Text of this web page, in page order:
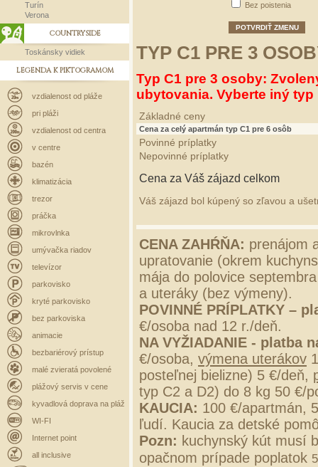
Turín
Verona
COUNTRYSIDE
Toskánsky vidiek
LEGENDA K PIKTOGRAMOM
vzdialenost od pláže
pri pláži
vzdialenost od centra
v centre
bazén
klimatizácia
trezor
práčka
mikrovlnka
umývačka riadov
televízor
parkovisko
kryté parkovisko
bez parkoviska
animacie
bezbariérový prístup
malé zvieratá povolené
plážový servis v cene
kyvadlová doprava na pláž
WI-FI
Internet point
all inclusive
Bez poistenia
POTVRDIŤ ZMENU
TYP C1 PRE 3
Typ C1 pre 3 osoby:
ubytovania. Vyberte iný typ
Základné ceny
Cena za celý apartmán typ C1 pre 6 osôb
Povinné príplatky
Nepovinné príplatky
Cena za Váš zájazd celkom
Váš zájazd bol kúpený so zľavou a
CENA ZAHŔŇA: prenájom
upratovanie (okrem
mája do polovice
a uteráky (bez výmeny).
POVINNÉ PRÍPLATKY –
€/osoba nad 12 r./deň.
NA VYŽIADANIE - platba
€/osoba, výmena uterákov
posteľnej bielizne) 5 €/deň,
typ C2 a D2) do 8 kg 50 €/
KAUCIA: 100 €/apartmán,
ľudí. Kaucia za detské
Pozn: kuchynský kút musí
opačnom prípade poplatok